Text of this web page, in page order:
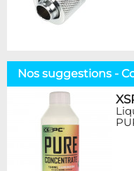
Nos suggestions -